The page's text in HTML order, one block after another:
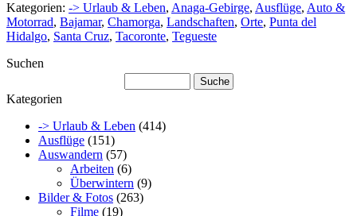
Kategorien: -> Urlaub & Leben, Anaga-Gebirge, Ausflüge, Auto &
Motorrad, Bajamar, Chamorga, Landschaften, Orte, Punta del
Hidalgo, Santa Cruz, Tacoronte, Tegueste
Suchen
Kategorien
-> Urlaub & Leben (414)
Ausflüge (151)
Auswandern (57)
Arbeiten (6)
Überwintern (9)
Bilder & Fotos (263)
Filme (19)